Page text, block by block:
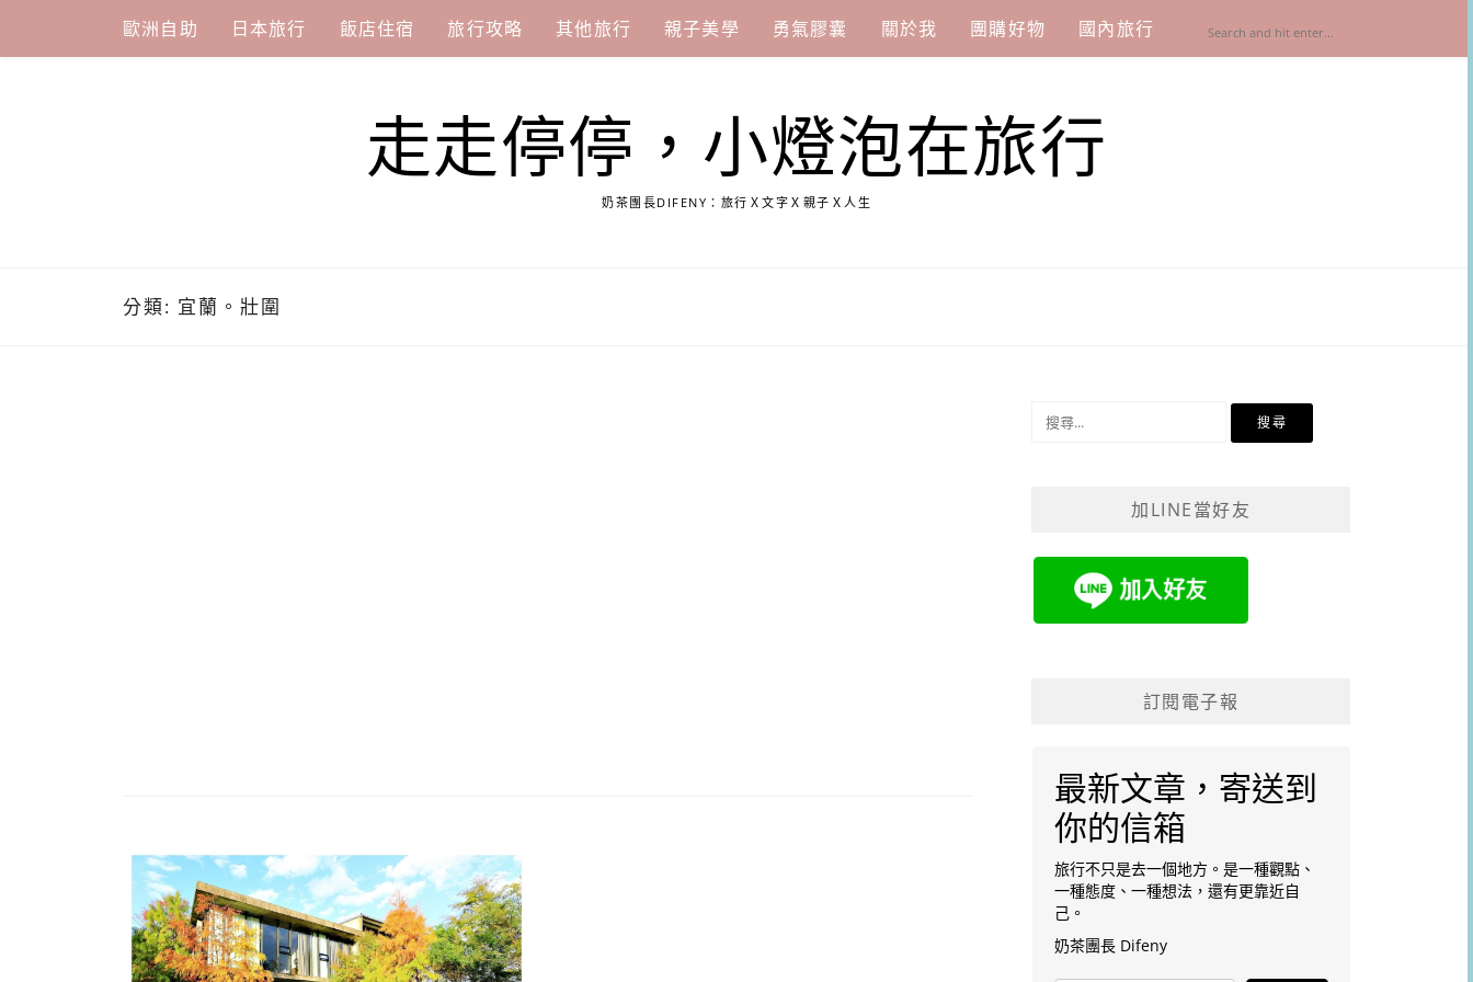
content
歐洲自助 日本旅行 飯店住宿 旅行攻略 其他旅行 親子美學 勇氣膠囊 關於我 團購好物 國內旅行
走走停停，小燈泡在旅行
奶茶團長DIFENY：旅行Ｘ文字Ｘ親子Ｘ人生
分類: 宜蘭。壯圍
加LINE當好友
訂閱電子報
最新文章，寄送到
你的信箱
旅行不只是去一個地方。是一種觀點、
一種態度、一種想法，還有更靠近自
己。
奶茶團長 Difeny